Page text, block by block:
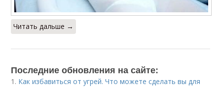
Читать дальше →
Последние обновления на сайте:
1. Как избавиться от угрей. Что можете сделать вы для